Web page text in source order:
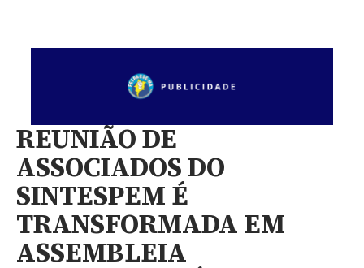
REUNIÃO DE
ASSOCIADOS DO
SINTESPEM É
TRANSFORMADA EM
ASSEMBLEIA